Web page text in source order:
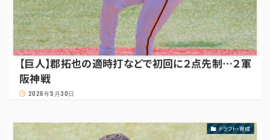
【巨人】郡拓也の適時打などで初回に２点先制…２軍
阪神戦
2026年5月30日
ドラフト・育成